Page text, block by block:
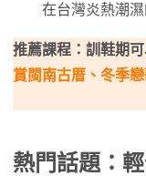
在台灣炎熱潮
推薦課程：訓鞋期
賞閩南古厝、冬季
熱門話題：